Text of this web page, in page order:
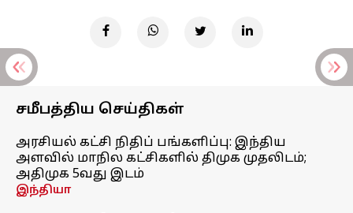
சமீபத்திய செய்திகள்
அரசியல் கட்சி நிதிப் பங்களிப்பு: இந்திய
அளவில் மாநில கட்சிகளில் திமுக முதலிடம்;
அதிமுக 5வது இடம்
இந்தியா